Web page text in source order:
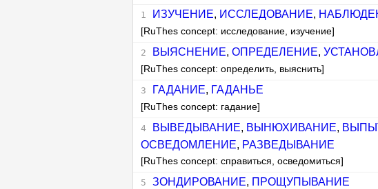
ИЗУЧЕНИЕ, ИССЛЕДОВАНИЕ,
[RuThes concept: исследование, изучение]
ВЫЯСНЕНИЕ, ОПРЕДЕЛЕНИЕ,
[RuThes concept: определить, выяснить]
ГАДАНИЕ, ГАДАНЬЕ
[RuThes concept: гадание]
ВЫВЕДЫВАНИЕ, ВЫНЮХИВАНИЕ,
ОСВЕДОМЛЕНИЕ, РАЗВЕДЫВАНИЕ
[RuThes concept: справиться, осведомиться]
ЗОНДИРОВАНИЕ, ПРОЩУПЫВАНИЕ